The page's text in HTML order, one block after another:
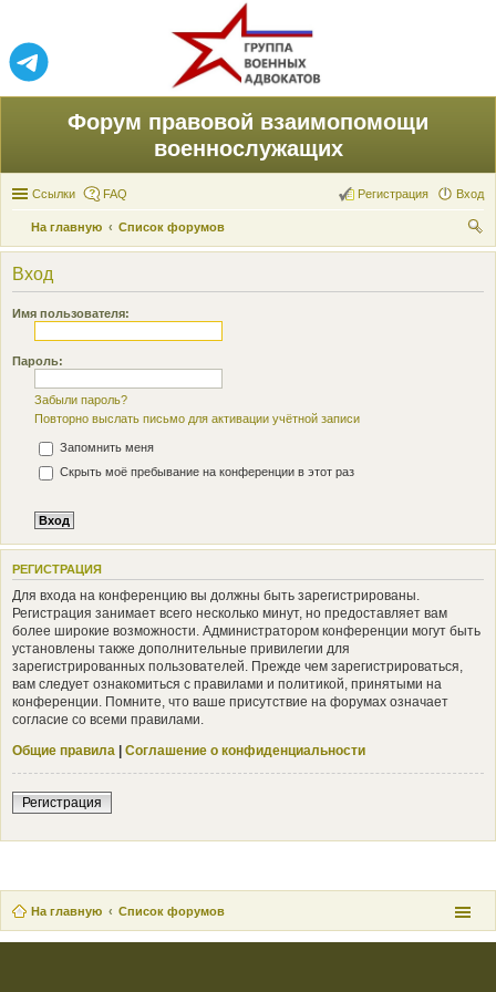
Форум правовой взаимопомощи
военнослужащих
Ссылки FAQ Вход
Регистрация
На главную
Список форумов
ои
Вход
Имя пользователя:
Пароль:
Забыли пароль?
Повторно выслать письмо для активации учётной записи
Запомнить меня
Скрыть моё пребывание на конференции в этот раз
РЕГИСТРАЦИЯ
Для входа на конференцию вы должны быть зарегистрированы.
Регистрация занимает всего несколько минут, но предоставляет вам
более широкие возможности. Администратором конференции могут быть
установлены также дополнительные привилегии для
зарегистрированных пользователей. Прежде чем зарегистрироваться,
вам следует ознакомиться с правилами и политикой, принятыми на
конференции. Помните, что ваше присутствие на форумах означает
согласие со всеми правилами.
Общие правила | Соглашение о конфиденциальности
Регистрация
На главную Список форумов